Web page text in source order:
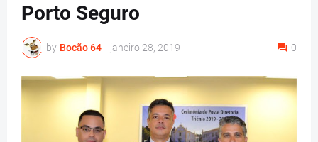
Porto Seguro
by Bocão 64 - janeiro 28, 2019 0